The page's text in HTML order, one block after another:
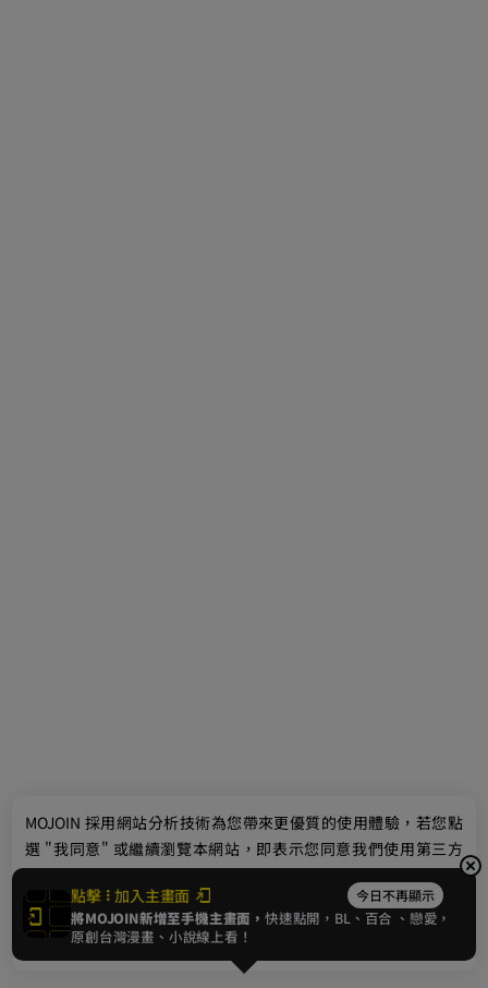
點擊 加入主畫面 今日不再顯示
將MOJOIN新增至手機主畫面，快速點開，BL、 百合 、戀愛，
原創台灣漫畫、小說線上看！
MOJOIN 採用網站分析技術為您帶來更優質的使用體驗，若您點
選 "我同意" 或繼續瀏覽本網站，即表示您同意我們使用第三方
Cookie，欲瞭解更多資訊請見隱私權政策。
我同意